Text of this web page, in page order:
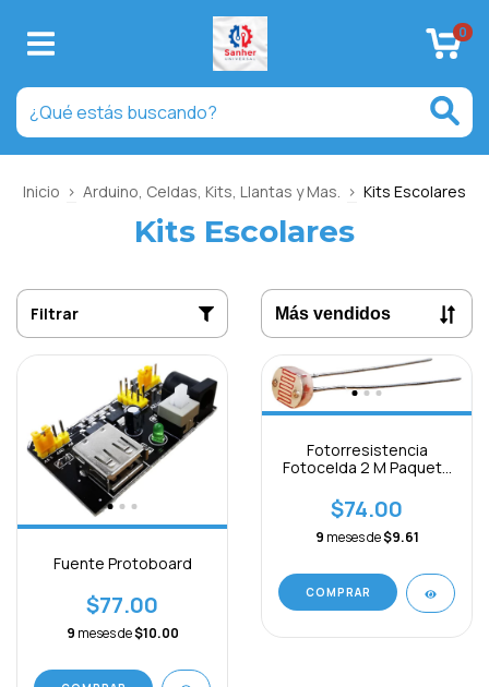
0
Inicio > Arduino, Celdas, Kits, Llantas y Mas. > Kits Escolares
Kits Escolares
Filtrar
Fuente Protoboard
$77.00
9 meses de$10.00
Fotorresistencia
Fotocelda 2 M Paquete
$74.00
9 meses de$9.61